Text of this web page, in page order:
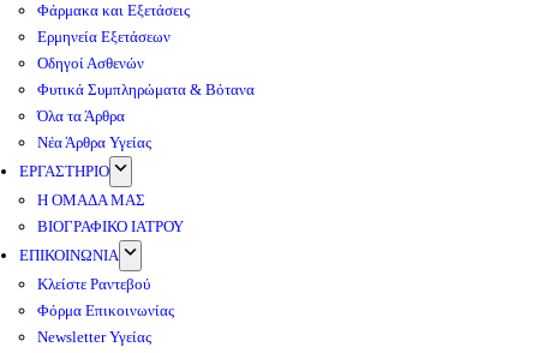
Φάρμακα και Εξετάσεις
Ερμηνεία Εξετάσεων
Οδηγοί Ασθενών
Φυτικά Συμπληρώματα & Βότανα
Όλα τα Άρθρα
Νέα Άρθρα Υγείας
ΕΡΓΑΣΤΗΡΙΟ
Η ΟΜΑΔΑ ΜΑΣ
ΒΙΟΓΡΑΦΙΚΟ ΙΑΤΡΟΥ
ΕΠΙΚΟΙΝΩΝΙΑ
Κλείστε Ραντεβού
Φόρμα Επικοινωνίας
Newsletter Υγείας